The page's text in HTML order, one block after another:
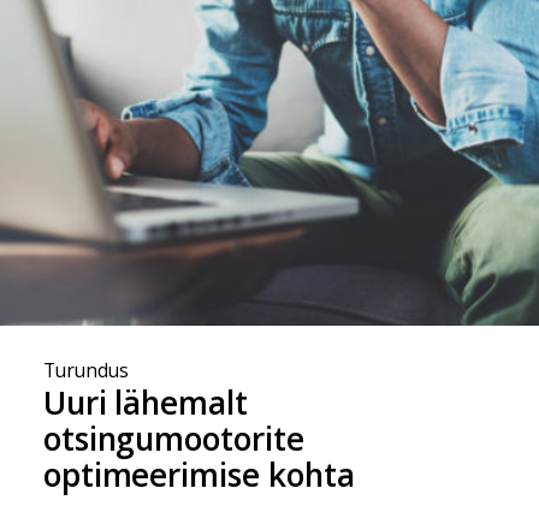
Turundus
Uuri lähemalt
otsingumootorite
optimeerimise kohta